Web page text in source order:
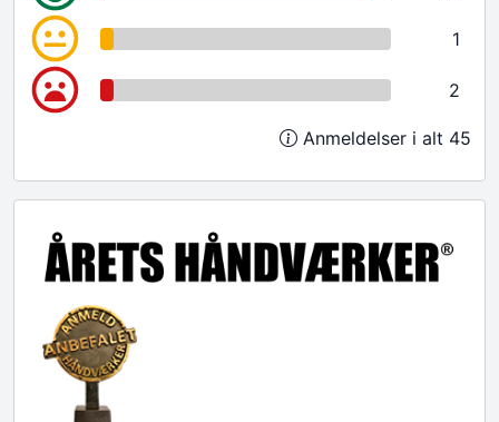
1
2
Anmeldelser i alt 45